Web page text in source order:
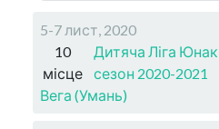
5-7 лист, 2020
10
місце
Дитяча Ліга
сезон 2020-2021
Вега (Умань)